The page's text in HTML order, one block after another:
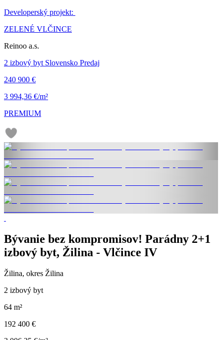
Developerský projekt:
ZELENÉ VLČINCE
Reinoo a.s.
2 izbový byt Slovensko Predaj
240 900 €
3 994,36 €/m²
PREMIUM
Bývanie bez kompromisov! Parádny 2+1
izbový byt, Žilina - Vlčince IV
Žilina, okres Žilina
2 izbový byt
64 m²
192 400 €